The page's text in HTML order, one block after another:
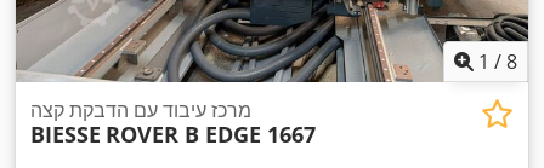
1 /8
מרכז עיבוד עם הדבקת קצה
BIESSE ROVER B EDGE 1667